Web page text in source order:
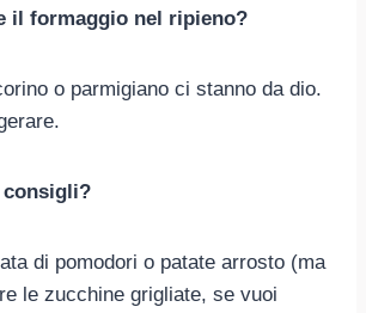
il formaggio nel ripieno?
o parmigiano ci stanno da dio.
consigli?
di pomodori o patate arrosto (ma
le zucchine grigliate, se vuoi